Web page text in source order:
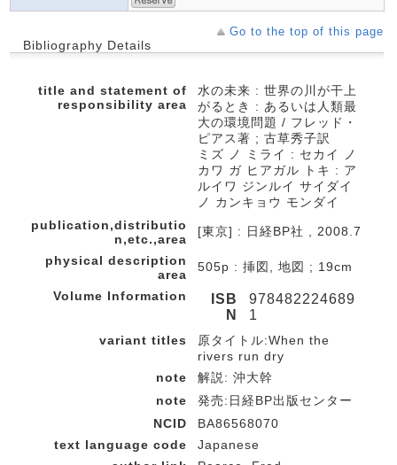
Go to the top of this page
Bibliography Details
title and statement of
responsibility area
水の未来 : 世界の川が干上
がるとき : あるいは人類最
大の環境問題 / フレッド・
ピアス著 ; 古草秀子訳
ミズ ノ ミライ : セカイ ノ
カワ ガ ヒアガル トキ : ア
ルイワ ジンルイ サイダイ
ノ カンキョウ モンダイ
publication,distributio
n,etc.,area
[東京] : 日経BP社 , 2008.7
physical description
area
505p : 挿図, 地図 ; 19cm
Volume Information
ISB
N
978482224689
1
variant titles
原タイトル:When the
rivers run dry
note
解説: 沖大幹
note
発売:日経BP出版センター
NCID
BA86568070
text language code
Japanese